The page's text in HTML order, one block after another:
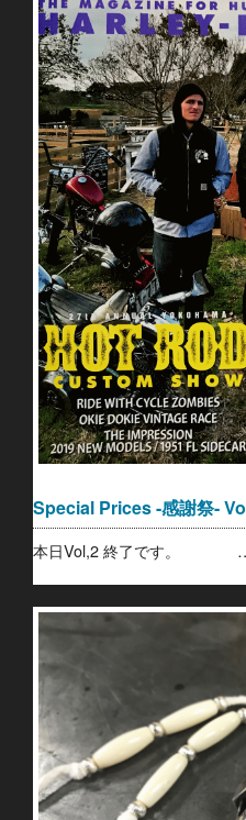
Special Prices -感謝祭-
本日Vol,2 終了です。